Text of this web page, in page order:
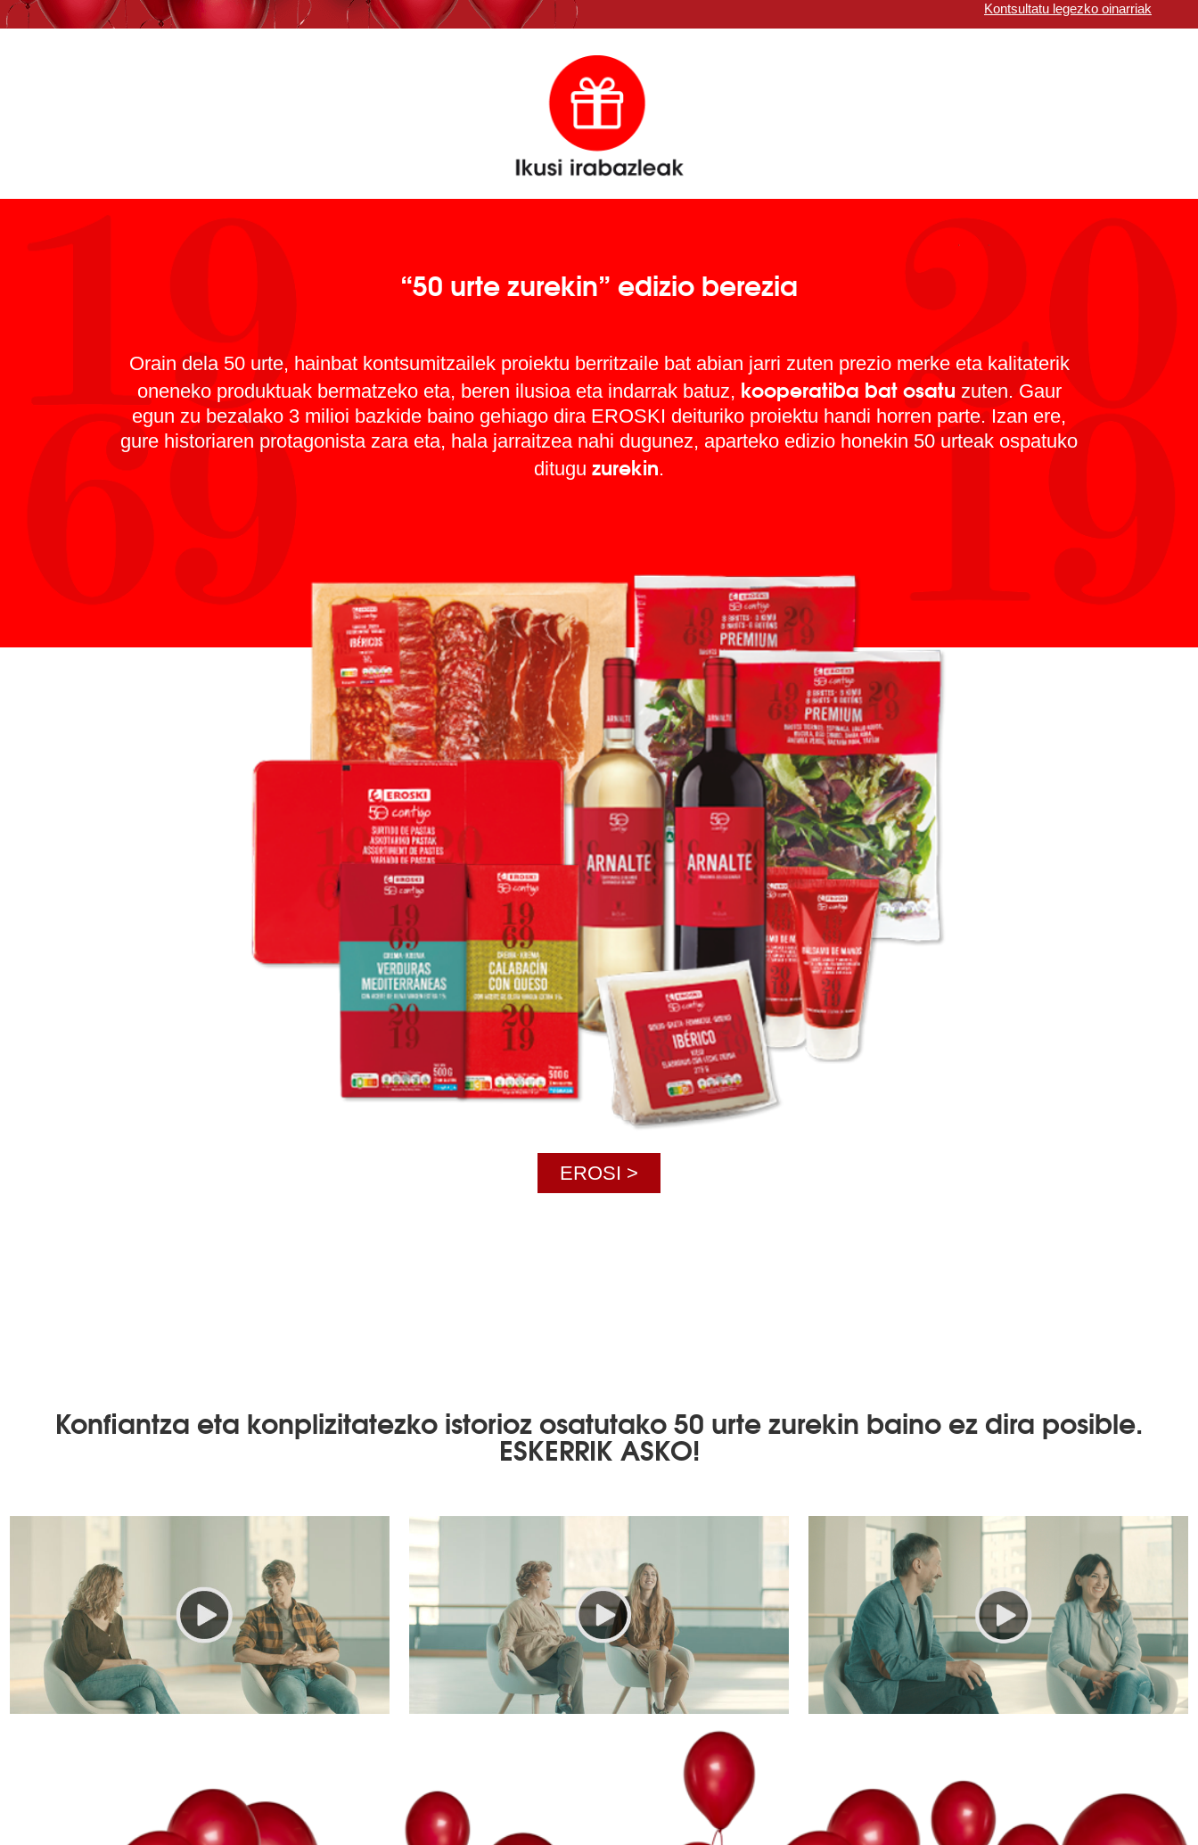
Kontsultatu legezko oinarriak
“50 urte zurekin” edizio berezia
Orain dela 50 urte, hainbat kontsumitzailek proiektu berritzaile bat abian jarri zuten prezio merke eta kalitaterik
oneneko produktuak bermatzeko eta, beren ilusioa eta indarrak batuz, kooperatiba bat osatu zuten. Gaur
egun zu bezalako 3 milioi bazkide baino gehiago dira EROSKI deituriko proiektu handi horren parte. Izan ere,
gure historiaren protagonista zara eta, hala jarraitzea nahi dugunez, aparteko edizio honekin 50 urteak ospatuko
dituguzurekin.
EROSI >
Konfiantza eta konplizitatezko istorioz osatutako 50 urte zurekin baino ez dira posible.
ESKERRIK ASKO!